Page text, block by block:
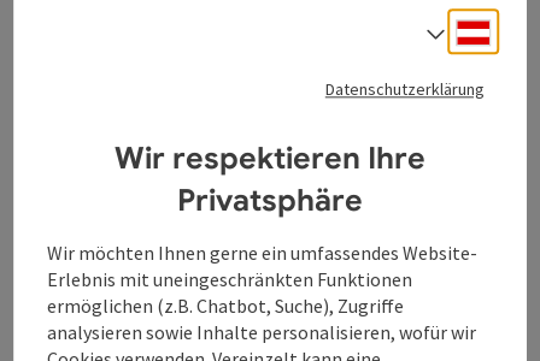
Schwarz gekleidet, leuchtend rot geschminkte Lippen
und eine rauchige, gefühlsintensive Stimme: "Padam,
vibrierende Bill, die sich auf die Spuren der Pariser
kennt wie sich selbst, erzählt sie den Zuschauern auf
berührend emotionale Weise Anekdoten und
biografische Details eines von Höhenflügen und tiefen
Krisen geprägten Lebens und illustriert so die
bekannten Chansons.
Die Konzerte von Maria Bill mit ihrem ganz
persönlichen Piaf-Programm werden nicht nur seit
dem 100. Geburtstag der Edith Piaf gestürmt. Man
Datenschutzerklärung
Wir respektieren Ihre
Privatsphäre
Wir möchten Ihnen gerne ein umfassendes Website-
Erlebnis mit uneingeschränkten Funktionen
ermöglichen (z.B. Chatbot, Suche), Zugriffe
analysieren sowie Inhalte personalisieren, wofür wir